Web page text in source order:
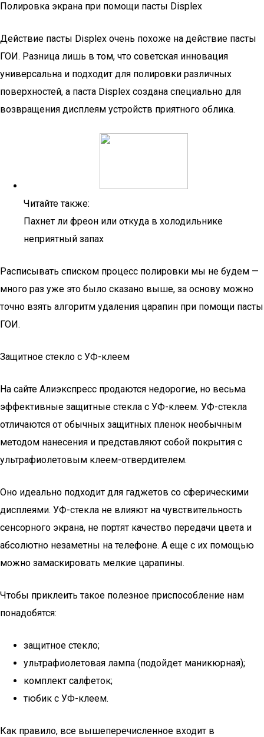
Полировка экрана при помощи пасты Displex
Действие пасты Displex очень похоже на действие пасты
ГОИ. Разница лишь в том, что советская инновация
универсальна и подходит для полировки различных
поверхностей, а паста Displex создана специально для
возвращения дисплеям устройств приятного облика.
Читайте также:
Пахнет ли фреон или откуда в холодильнике
неприятный запах
Расписывать списком процесс полировки мы не будем —
много раз уже это было сказано выше, за основу можно
точно взять алгоритм удаления царапин при помощи пасты
ГОИ.
Защитное стекло с УФ-клеем
На сайте Алиэкспресс продаются недорогие, но весьма
эффективные защитные стекла с УФ-клеем. УФ-стекла
отличаются от обычных защитных пленок необычным
методом нанесения и представляют собой покрытия с
ультрафиолетовым клеем-отвердителем.
Оно идеально подходит для гаджетов со сферическими
дисплеями. УФ-стекла не влияют на чувствительность
сенсорного экрана, не портят качество передачи цвета и
абсолютно незаметны на телефоне. А еще с их помощью
можно замаскировать мелкие царапины.
Чтобы приклеить такое полезное приспособление нам
понадобятся:
защитное стекло;
ультрафиолетовая лампа (подойдет маникюрная);
комплект салфеток;
тюбик с УФ-клеем.
Как правило, все вышеперечисленное входит в